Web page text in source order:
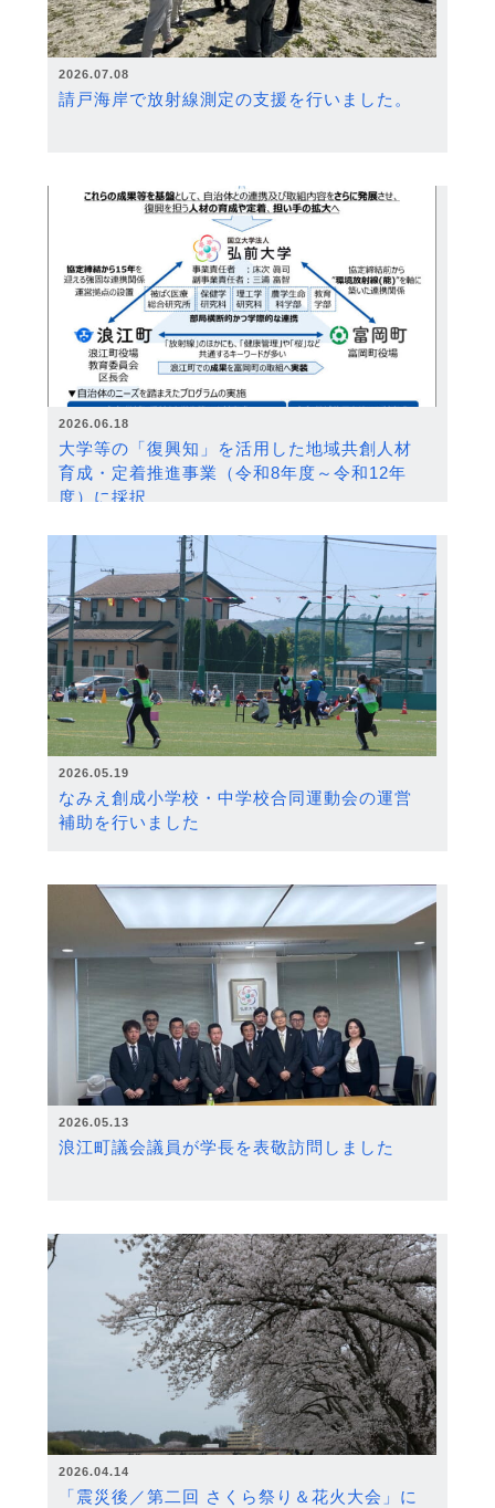
2026.07.08
請戸海岸で放射線測定の支援を行いました。
2026.06.18
大学等の「復興知」を活用した地域共創人材
育成・定着推進事業（令和8年度～令和12年
度）に採択
2026.05.19
なみえ創成小学校・中学校合同運動会の運営
補助を行いました
2026.05.13
浪江町議会議員が学長を表敬訪問しました
2026.04.14
「震災後／第二回 さくら祭り＆花火大会」に